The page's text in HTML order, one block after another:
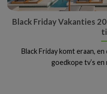
Black Friday Vakanties
Black Friday komt eraan,
goedkope tv’s en